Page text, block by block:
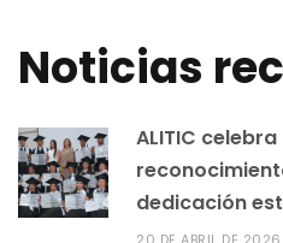
Noticias
ALITIC
dedicación
20 DE ABRIL DE 2026